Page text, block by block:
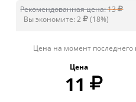
Рекомендованная цена:13
Вы экономите:2 (18%)
Цена на момент последнего
Цена
11